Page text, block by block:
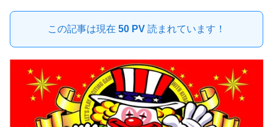
この記事は現在 50 PV 読まれています！